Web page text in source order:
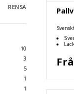
RENSA
10
3
5
1
1